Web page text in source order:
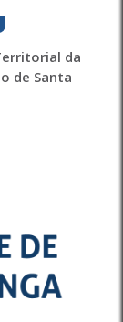
da
de Santa